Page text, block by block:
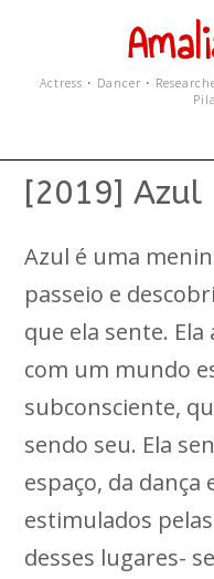
Actress • Dancer •
[2019] Azul
Azul é uma
passeio e
que ela sente.
com um mundo
subconsciente,
sendo seu. Ela
espaço, da dança
estimulados
desses lugares-